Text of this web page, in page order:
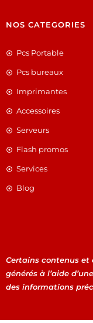
NOS CATEGORIES
Pcs Portable
Pcs bureaux
Imprimantes
Accessoires
Serveurs
Flash promos
Services
Blog
Certains contenus et
générés à l’aide
des informations